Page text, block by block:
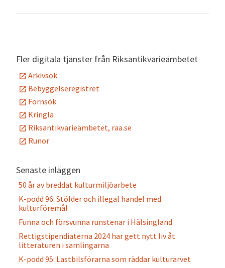
Fler digitala tjänster från Riksantikvarieämbetet
Arkivsök
Bebyggelseregistret
Fornsök
Kringla
Riksantikvarieämbetet, raa.se
Runor
Senaste inläggen
50 år av breddat kulturmiljöarbete
K-podd 96: Stölder och illegal handel med
kulturföremål
Funna och försvunna runstenar i Hälsingland
Rettigstipendiaterna 2024 har gett nytt liv åt
litteraturen i samlingarna
K-podd 95: Lastbilsförarna som räddar kulturarvet